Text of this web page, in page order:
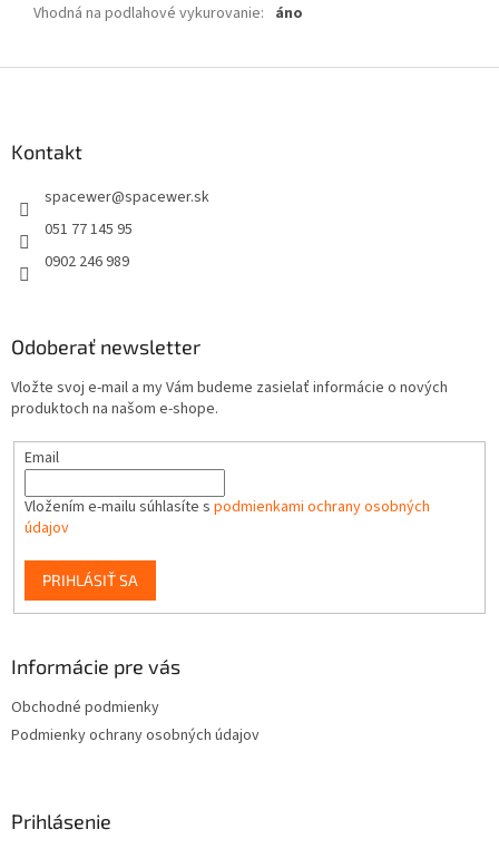
Vhodná na podlahové vykurovanie: áno
Kontakt
spacewer@spacewer.sk
051 77 145 95
0902 246 989
Odoberať newsletter
Vložte svoj e-mail a my Vám budeme zasielať informácie o nových
produktoch na našom e-shope.
Email
Vložením e-mailu súhlasíte s podmienkami ochrany osobných
údajov
PRIHLÁSIŤ SA
Informácie pre vás
Obchodné podmienky
Podmienky ochrany osobných údajov
Prihlásenie